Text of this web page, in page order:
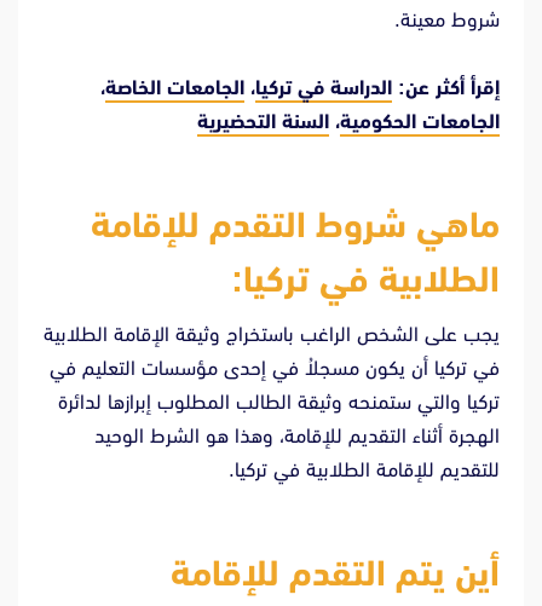
شروط معينة.
إقرأ أكثر عن: الدراسة في تركيا، الجامعات الخاصة،
الجامعات الحكومية، السنة التحضيرية
ماهي شروط التقدم للإقامة
الطلابية في تركيا:
يجب على الشخص الراغب باستخراج وثيقة الإقامة الطلابية
في تركيا أن يكون مسجلاُ في إحدى مؤسسات التعليم في
تركيا والتي ستمنحه وثيقة الطالب المطلوب إبرازها لدائرة
الهجرة أثناء التقديم للإقامة، وهذا هو الشرط الوحيد
للتقديم للإقامة الطلابية في تركيا.
أين يتم التقدم للإقامة